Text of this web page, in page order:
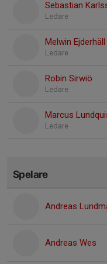
Sebastian
Ledare
Melwin Ejderhäll
Ledare
Robin Sirwiö
Ledare
Marcus
Ledare
Spelare
Andreas
Andreas Wes